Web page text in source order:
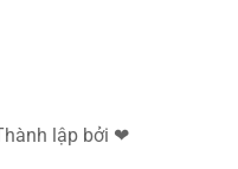
lập bởi ❤